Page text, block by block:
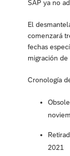
SAP ya no
El
comenzará
fechas
migración
Cronología
2021